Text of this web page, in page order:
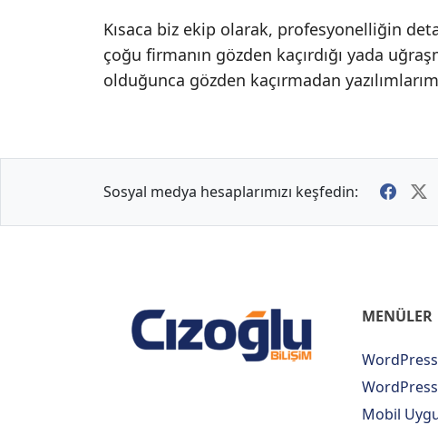
Kısaca biz ekip olarak, profesyonelliğin
çoğu firmanın gözden kaçırdığı yada
olduğunca gözden kaçırmadan
Sosyal medya hesaplarımızı keşfedin:
MENÜLER
Mobil